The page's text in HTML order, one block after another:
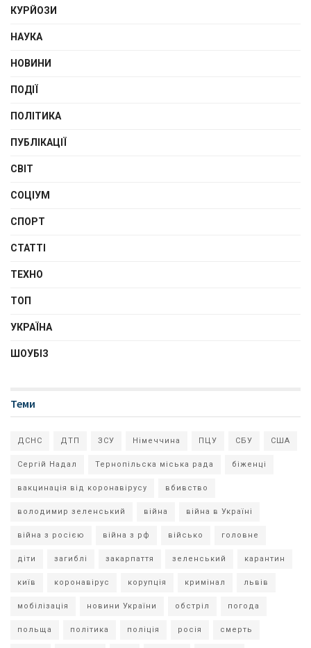
КУРЙОЗИ
НАУКА
НОВИНИ
ПОДІЇ
ПОЛІТИКА
ПУБЛІКАЦІЇ
СВІТ
СОЦІУМ
СПОРТ
СТАТТІ
ТЕХНО
ТОП
УКРАЇНА
ШОУБІЗ
Теми
ДСНС ДТП ЗСУ Німеччина ПЦУ СБУ США
Сергій Надал Тернопільска міська рада біженці
вакцинація від коронавірусу вбивство
володимир зеленський війна війна в Україні
війна з росією війна з рф військо головне
діти загиблі закарпаття зеленський карантин
київ коронавірус корупція кримінал львів
мобілізація новини України обстріл погода
польща політика поліція росія смерть